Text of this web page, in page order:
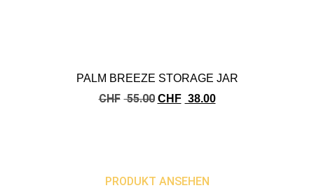
PALM BREEZE STORAGE JAR
CHF 55.00 CHF 38.00
PRODUKT ANSEHEN